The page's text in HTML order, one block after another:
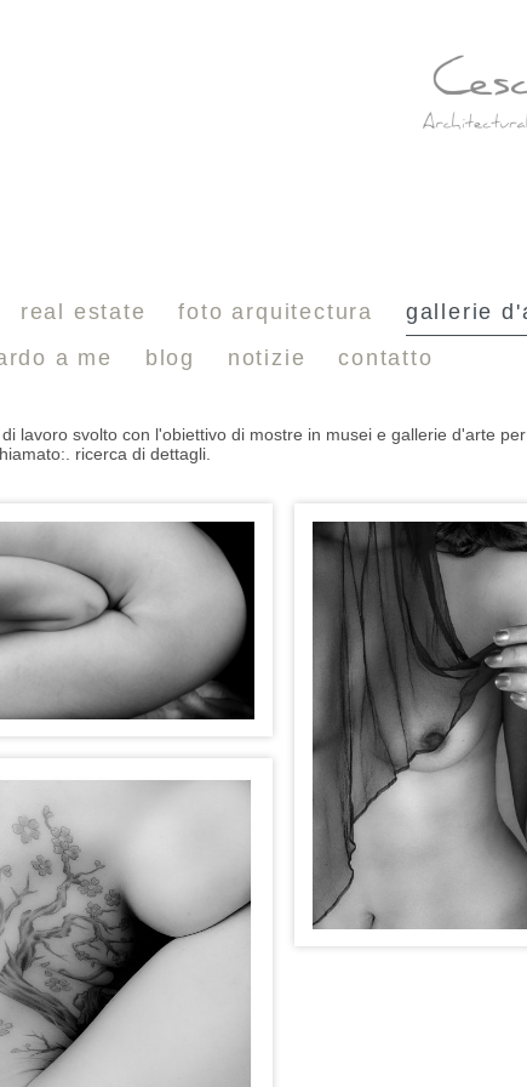
real estate foto arquitectura
gallerie
a me blog notizie contatto
lavoro svolto con l'obiettivo di mostre in musei e gallerie d'arte
ricerca di dettagli.